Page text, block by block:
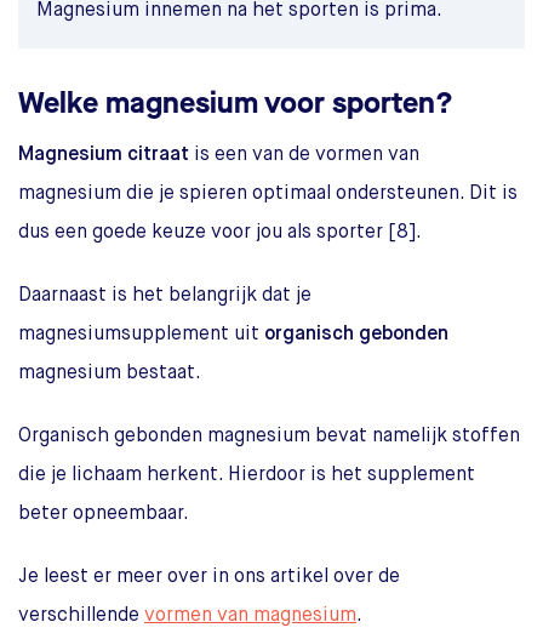
Magnesium innemen na het sporten is prima.
Welke magnesium voor sporten?
Magnesium citraat is een van de vormen van
magnesium die je spieren optimaal ondersteunen. Dit is
dus een goede keuze voor jou als sporter [8].
Daarnaast is het belangrijk dat je
magnesiumsupplement uit organisch gebonden
magnesium bestaat.
Organisch gebonden magnesium bevat namelijk stoffen
die je lichaam herkent. Hierdoor is het supplement
beter opneembaar.
Je leest er meer over in ons artikel over de
verschillende vormen van magnesium.